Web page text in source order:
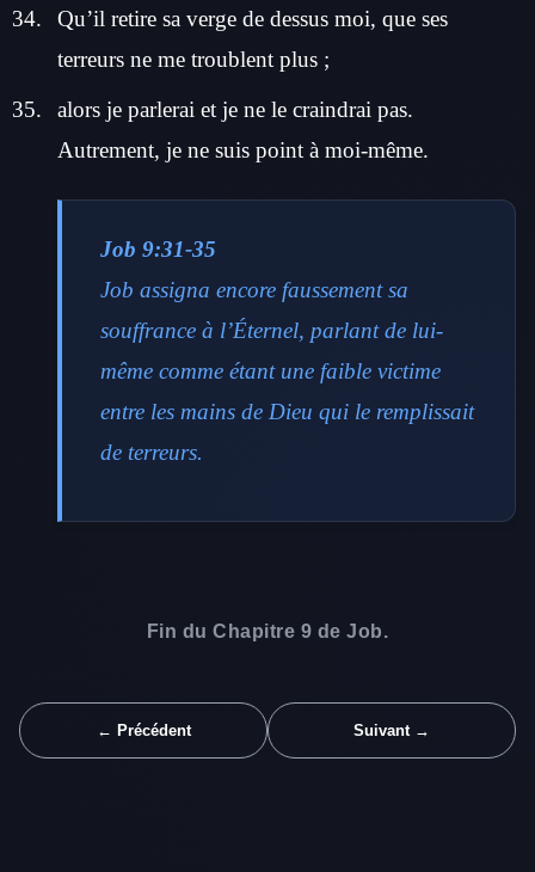
Qu’il retire sa verge de dessus moi, que ses
terreurs ne me troublent plus ;
alors je parlerai et je ne le craindrai pas.
Autrement, je ne suis point à moi-même.
Job 9:31-35
Job assigna encore faussement sa
souffrance à l’Éternel, parlant de lui-
même comme étant une faible victime
entre les mains de Dieu qui le remplissait
de terreurs.
Fin du Chapitre 9 de Job.
← Précédent Suivant →